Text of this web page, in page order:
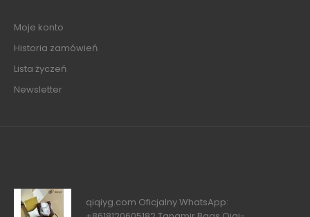
Moje konto
Historia zamówień
Lista życzeń
Newsletter
qiqiyg.com Oficjalny WhatsApp: